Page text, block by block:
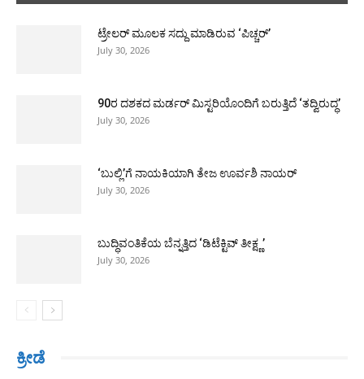
ಬಿಸಿಊಟ ವಿತರಣೆ ಕಂಡು ಆಡಳಿತದ ವಿರುದ್ಧ
ಕೆಂಡಾಮಂಡಲವಾದ ಪೋಷಕರು
00:30
ಟ್ರೇಲರ್ ಮೂಲಕ ಸದ್ದು ಮಾಡಿರುವ ‘ಪಿಚ್ಚರ್’
July 30, 2026
90ರ ದಶಕದ ಮರ್ಡರ್ ಮಿಸ್ಟರಿಯೊಂದಿಗೆ ಬರುತ್ತಿದೆ ‘ತದ್ವಿರುದ್ಧ’
July 30, 2026
‘ಬುಲ್ಲಿ’ಗೆ ನಾಯಕಿಯಾಗಿ ತೇಜ ಊರ್ವಶಿ ನಾಯರ್
July 30, 2026
ಬುದ್ಧಿವಂತಿಕೆಯ ಬೆನ್ನತ್ತಿದ ‘ಡಿಟೆಕ್ಟಿವ್ ತೀಕ್ಷ್ಣ’
July 30, 2026
ಕ್ರೀಡೆ